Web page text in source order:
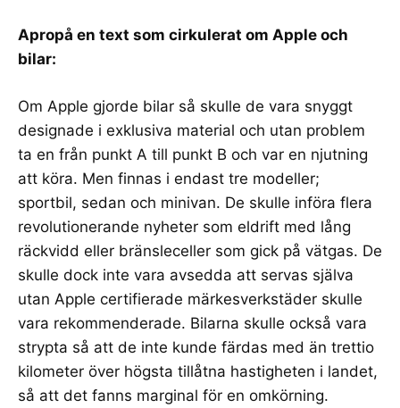
Apropå en text som cirkulerat om Apple och
bilar:
Om Apple gjorde bilar så skulle de vara snyggt
designade i exklusiva material och utan problem
ta en från punkt A till punkt B och var en njutning
att köra. Men finnas i endast tre modeller;
sportbil, sedan och minivan. De skulle införa flera
revolutionerande nyheter som eldrift med lång
räckvidd eller bränsleceller som gick på vätgas. De
skulle dock inte vara avsedda att servas själva
utan Apple certifierade märkesverkstäder skulle
vara rekommenderade. Bilarna skulle också vara
strypta så att de inte kunde färdas med än trettio
kilometer över högsta tillåtna hastigheten i landet,
så att det fanns marginal för en omkörning.